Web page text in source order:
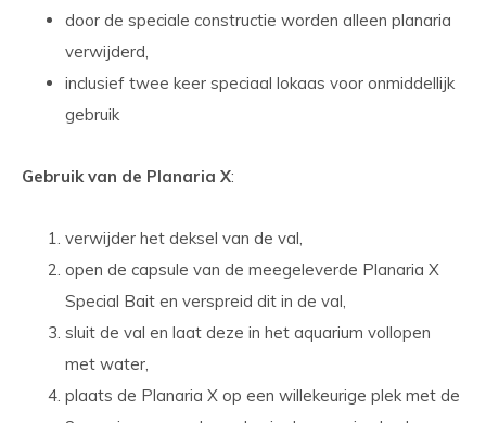
door de speciale constructie worden alleen planaria
verwijderd,
inclusief twee keer speciaal lokaas voor onmiddellijk
gebruik
Gebruik van de Planaria X:
verwijder het deksel van de val,
open de capsule van de meegeleverde Planaria X
Special Bait en verspreid dit in de val,
sluit de val en laat deze in het aquarium vollopen
met water,
plaats de Planaria X op een willekeurige plek met de